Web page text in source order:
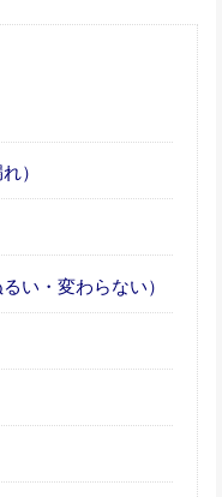
）
い・変わらない）